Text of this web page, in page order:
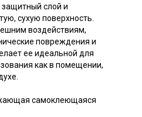
слой и
сухую поверхность.
воздействиям,
повреждения и
ее идеальной для
как в помещении,
самоклеющаяся